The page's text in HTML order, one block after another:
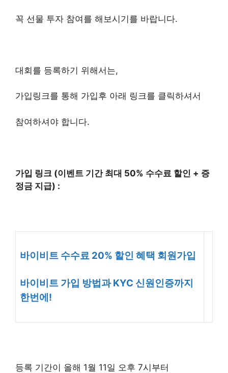
꼭 선물 투자 참여를 해보시기를 바랍니다.
대회를 등록하기 위해서는,
가입링크를 통해 가입후 아래 링크를 클릭하셔서
참여하셔야 합니다.
가입 링크 (이벤트 기간 최대 50% 수수료 할인 + 증
정금 지급) :
바이비트 수수료 20% 할인 혜택 회원가입
바이비트 가입 방법과 KYC 신원인증까지
한번에!
등록 기간이 올해 1월 11일 오후 7시부터